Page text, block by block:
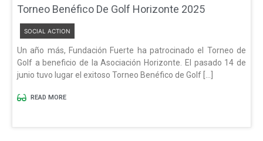
Torneo Benéfico De Golf Horizonte 2025
SOCIAL ACTION
Un año más, Fundación Fuerte ha patrocinado el Torneo de
Golf a beneficio de la Asociación Horizonte. El pasado 14 de
junio tuvo lugar el exitoso Torneo Benéfico de Golf […]
READ MORE